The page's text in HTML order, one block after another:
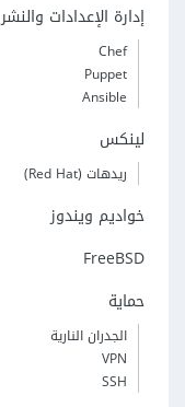
إدارة الإعدادات والنشر
Chef
Puppet
Ansible
لينكس
ريدهات (Red Hat)
خواديم ويندوز
FreeBSD
حماية
الجدران النارية
VPN
SSH